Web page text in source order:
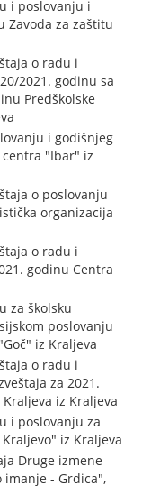
i poslovanju i
Zavoda za zaštitu
o radu i
2021. godinu sa
Predškolske
i godišnjeg
centra "Ibar" iz
o poslovanju
organizacija
o radu i
godinu Centra
za školsku
poslovanju
iz Kraljeva
o radu i
za 2021.
iz Kraljeva
i poslovanju za
iz Kraljeva
Druge izmene
imanje - Grdica",